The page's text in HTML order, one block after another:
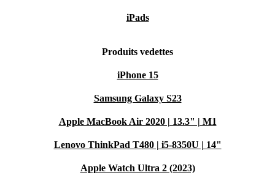
iPads
Produits vedettes
iPhone 15
Samsung Galaxy S23
Apple MacBook Air 2020 | 13.3" | M1
Lenovo ThinkPad T480 | i5-8350U | 14"
Apple Watch Ultra 2 (2023)